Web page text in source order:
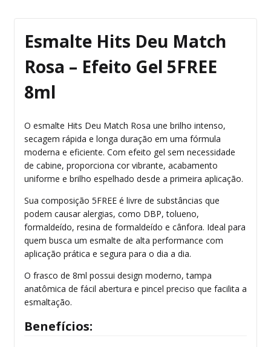
Esmalte Hits Deu Match
Rosa – Efeito Gel 5FREE
8ml
O esmalte Hits Deu Match Rosa une brilho intenso,
secagem rápida e longa duração em uma fórmula
moderna e eficiente. Com efeito gel sem necessidade
de cabine, proporciona cor vibrante, acabamento
uniforme e brilho espelhado desde a primeira aplicação.
Sua composição 5FREE é livre de substâncias que
podem causar alergias, como DBP, tolueno,
formaldeído, resina de formaldeído e cânfora. Ideal para
quem busca um esmalte de alta performance com
aplicação prática e segura para o dia a dia.
O frasco de 8ml possui design moderno, tampa
anatômica de fácil abertura e pincel preciso que facilita a
esmaltação.
Benefícios: